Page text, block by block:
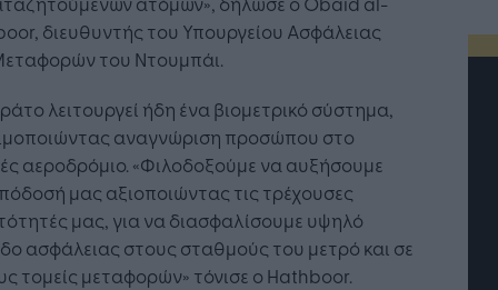
διευθυντής του Υπουργείου Ασφάλειας
του Ντουμπάι.
λειτουργεί ήδη ένα βιομετρικό σύστημα,
αναγνώριση προσώπου στο
αεροδρόμιο. «Φιλοδοξούμε να αυξήσουμε
μας αξιοποιώντας τις τρέχουσες
μας, για να διασφαλίσουμε υψηλό
ασφάλειας στους σταθμούς του μετρό και σε
τομείς μεταφορών» τόνισε ο Hathboor.